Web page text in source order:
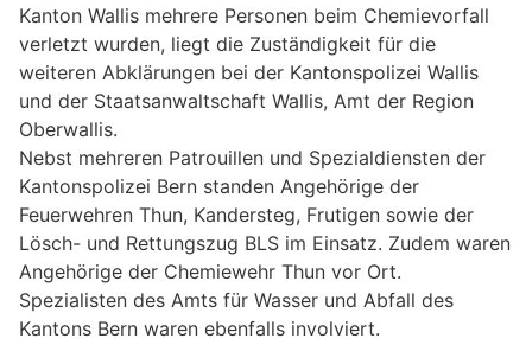
Kanton Wallis mehrere Personen beim Chemievorfall
verletzt wurden, liegt die Zuständigkeit für die
weiteren Abklärungen bei der Kantonspolizei Wallis
und der Staatsanwaltschaft Wallis, Amt der Region
Oberwallis.
Nebst mehreren Patrouillen und Spezialdiensten der
Kantonspolizei Bern standen Angehörige der
Feuerwehren Thun, Kandersteg, Frutigen sowie der
Lösch- und Rettungszug BLS im Einsatz. Zudem waren
Angehörige der Chemiewehr Thun vor Ort.
Spezialisten des Amts für Wasser und Abfall des
Kantons Bern waren ebenfalls involviert.